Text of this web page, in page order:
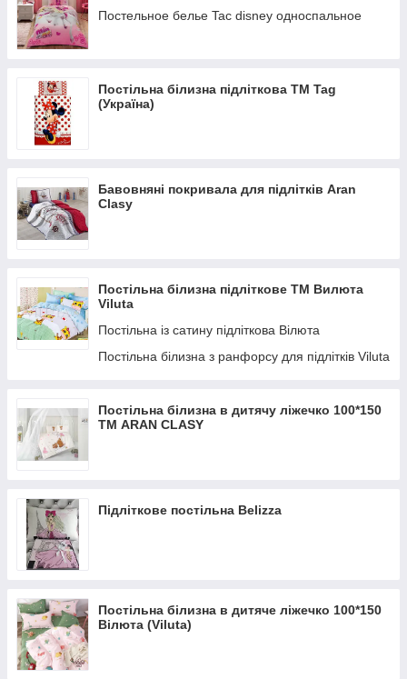
свіжість;
покривала і пледи, крім іншого, стильно змінять дизайн ліжка.
І так далі – у кожної речі є своя користь (про яку ми, до речі,
розповідаємо у відповідних відділах). Так що вибирайте, що з
нами робити це
максимально просто і приємно.
Чому замовити товари для дітей і підлітків стоїть в ЮСОН
Ваші переваги покупки в нашому інтернет магазині:
16 років;
2. різноманітність матеріалів виконання – постійно в
наявності постільна з бавовни,
комплекти, як у наборах,
так і окремо;
4. приємні ціни – товари з дитячого розділу (та інші) можна
купити
вигодою для себе, їх вартість зручна для простих українських
є описи,
дають повне уявлення про ключові характеристики;
6. топ-виробники – у продажу пледи ТМ ТАС, покривала Aran
Clasy, постільна
7. гарантії оригінальності – домашній текстиль ми отримуємо
безпосередньо від тих, хто його
випускає і обіцяє його високі практичні та естетичні
характеристики.
«постільна» дуже
різноманітний, в тому числі і у нас, і з кожним днем він стає
все ширше. В каталозі
інтернет магазину ЮСОН з'являються новинки ринку –
ковдри з передовими
Постельное белье Tac disney односпальное
Постільна білизна підліткова ТМ Tag
(Україна)
Бавовняні покривала для підлітків Aran
Clasy
Постільна білизна підліткове ТМ Вилюта
Viluta
Постільна із сатину підліткова Вілюта
Постільна білизна з ранфорсу для підлітків Viluta
Постільна білизна в дитячу ліжечко 100*150
ТМ ARAN CLASY
Підліткове постільна Belizza
Постільна білизна в дитяче ліжечко 100*150
Вілюта (Viluta)